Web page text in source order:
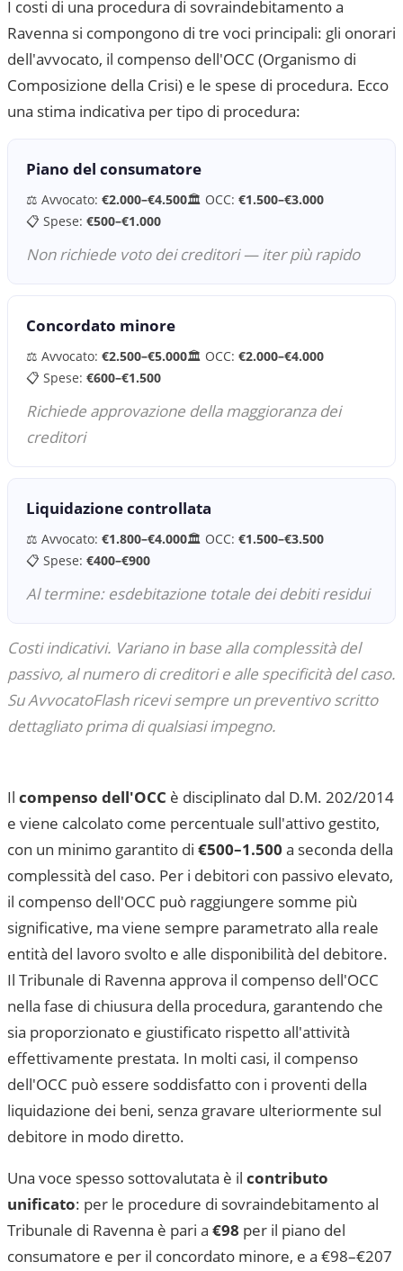
I costi di una procedura di sovraindebitamento a
Ravenna si compongono di tre voci principali: gli onorari
dell'avvocato, il compenso dell'OCC (Organismo di
Composizione della Crisi) e le spese di procedura. Ecco
una stima indicativa per tipo di procedura:
Piano del consumatore
⚖️ Avvocato: €2.000–€4.500🏛 OCC: €1.500–€3.000
📋 Spese: €500–€1.000
Non richiede voto dei creditori — iter più rapido
Concordato minore
⚖️ Avvocato: €2.500–€5.000🏛 OCC: €2.000–€4.000
📋 Spese: €600–€1.500
Richiede approvazione della maggioranza dei
creditori
Liquidazione controllata
⚖️ Avvocato: €1.800–€4.000🏛 OCC: €1.500–€3.500
📋 Spese: €400–€900
Al termine: esdebitazione totale dei debiti residui
Costi indicativi. Variano in base alla complessità del
passivo, al numero di creditori e alle specificità del caso.
Su AvvocatoFlash ricevi sempre un preventivo scritto
dettagliato prima di qualsiasi impegno.
Il compenso dell'OCC è disciplinato dal D.M. 202/2014
e viene calcolato come percentuale sull'attivo gestito,
con un minimo garantito di €500–1.500 a seconda della
complessità del caso. Per i debitori con passivo elevato,
il compenso dell'OCC può raggiungere somme più
significative, ma viene sempre parametrato alla reale
entità del lavoro svolto e alle disponibilità del debitore.
Il Tribunale di Ravenna approva il compenso dell'OCC
nella fase di chiusura della procedura, garantendo che
sia proporzionato e giustificato rispetto all'attività
effettivamente prestata. In molti casi, il compenso
dell'OCC può essere soddisfatto con i proventi della
liquidazione dei beni, senza gravare ulteriormente sul
debitore in modo diretto.
Una voce spesso sottovalutata è il contributo
unificato: per le procedure di sovraindebitamento al
Tribunale di Ravenna è pari a €98 per il piano del
consumatore e per il concordato minore, e a €98–€207